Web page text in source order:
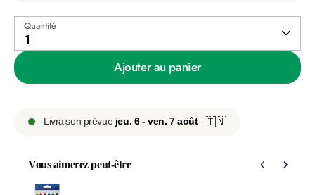
Quantité
1
Ajouter au panier
Livraison prévue jeu. 6 - ven. 7 août 🇹🇳
Vous aimerez peut-être
Use the Previous and Next buttons to navigate through